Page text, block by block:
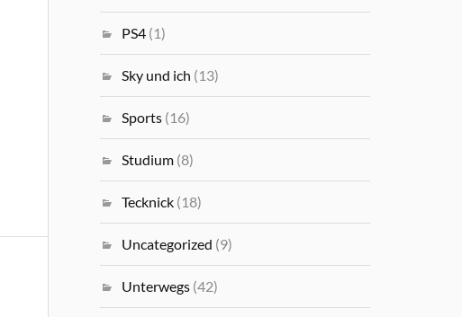
PS4 (1)
Sky und ich (13)
Sports (16)
Studium (8)
Tecknick (18)
Uncategorized (9)
Unterwegs (42)